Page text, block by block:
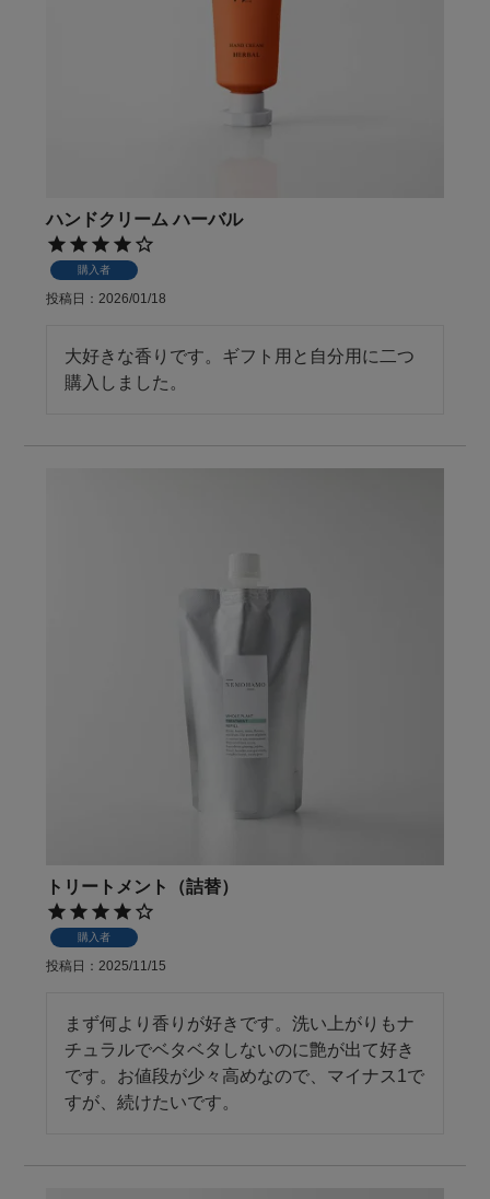
ハンドクリーム ハーバル
購入者
投稿日 2026/01/18
大好きな香りです。ギフト用と自分用に二つ
購入しました。
トリートメント（詰替）
購入者
投稿日 2025/11/15
まず何より香りが好きです。洗い上がりもナ
チュラルでベタベタしないのに艶が出て好き
です。お値段が少々高めなので、マイナス1で
すが、続けたいです。